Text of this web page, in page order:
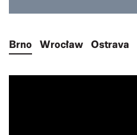
Brno Wrocław Ostrava